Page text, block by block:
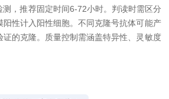
，推荐固定时间6-72小时。判读时需区分
阳性计入阳性细胞。不同克隆号抗体可能产
的克隆。质量控制需涵盖特异性、灵敏度